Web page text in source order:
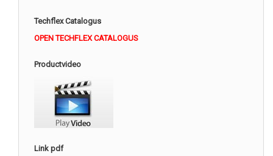
Techflex Catalogus
OPEN TECHFLEX CATALOGUS
Productvideo
Link pdf